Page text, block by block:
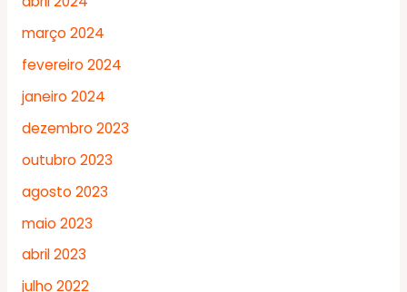
março 2024
fevereiro 2024
janeiro 2024
dezembro 2023
outubro 2023
agosto 2023
maio 2023
abril 2023
julho 2022